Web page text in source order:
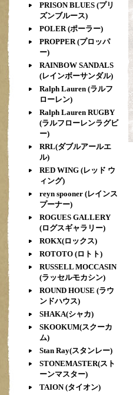
PRISON BLUES (プリ
ズンブルース)
POLER (ポーラー)
PROPPER (プロッパ
ー)
RAINBOW SANDALS
(レインボーサンダル)
Ralph Lauren (ラルフ
ローレン)
Ralph Lauren RUGBY
(ラルフローレンラグビ
ー)
RRL(ダブルアールエ
ル)
RED WING (レッド ウ
ィング)
reyn spooner (レインス
プーナー)
ROGUES GALLERY
(ログスギャラリー)
ROKX(ロックス)
ROTOTO (ロトト)
RUSSELL MOCCASIN
(ラッセルモカシン)
ROUND HOUSE (ラウ
ンドハウス)
SHAKA(シャカ)
SKOOKUM(スクーカ
ム)
Stan Ray(スタンレー)
STONEMASTER(スト
ーンマスター)
TAION (タイオン)